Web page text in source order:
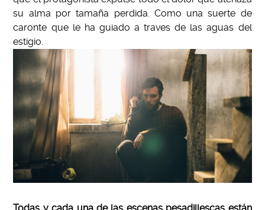
su alma por tamaña perdida. Como una suerte de
caronte que le ha guiado a traves de las aguas del
estigio.